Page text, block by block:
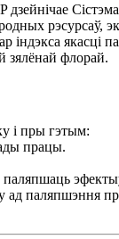
дзейнічае
рэсурсаў,
індэкса якасці
зялёнай флорай.
і пры гэтым:
працы.
паляпшэння